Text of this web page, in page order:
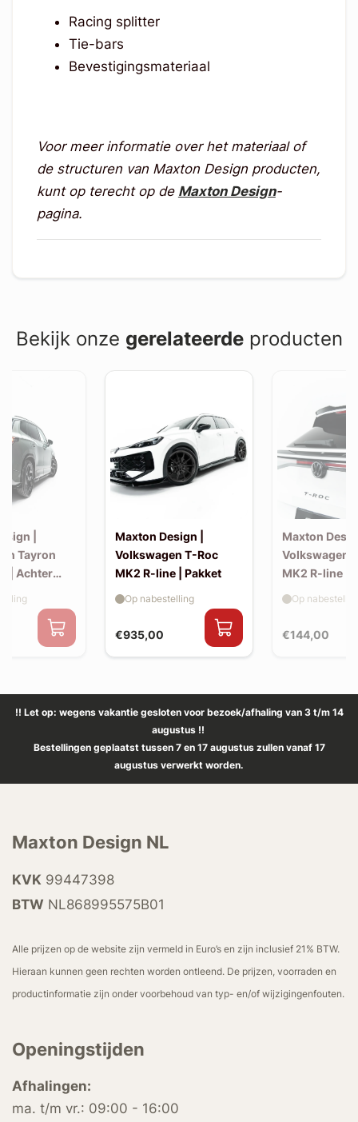
Racing splitter
Tie-bars
Bevestigingsmateriaal
Voor meer informatie over het materiaal of
de structuren van Maxton Design producten,
kunt op terecht op de Maxton Design-
pagina.
Bekijk onze gerelateerdeproducten
|
Tayron
| Achter
Maxton Design |
Volkswagen T-Roc
MK2 R-line | Pakket
€935,00
Op nabestelling
Maxton
Volkswagen
MK2 R-line |
extension
€144,00
Op
!! Let op: wegens vakantie gesloten voor bezoek/afhaling van 3 t/m 14
augustus !!
Bestellingen geplaatst tussen 7 en 17 augustus zullen vanaf 17
augustus verwerkt worden.
Maxton Design NL
KVK 99447398
BTW NL868995575B01
Alle prijzen op de website zijn vermeld in Euro’s en zijn inclusief 21% BTW.
Hieraan kunnen geen rechten worden ontleend. De prijzen, voorraden en
productinformatie zijn onder voorbehoud van typ- en/of wijzigingenfouten.
Openingstijden
Afhalingen:
ma. t/m vr.: 09:00 - 16:00